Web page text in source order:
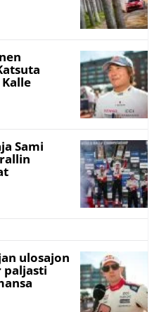
Sami
ulosajon
paljasti